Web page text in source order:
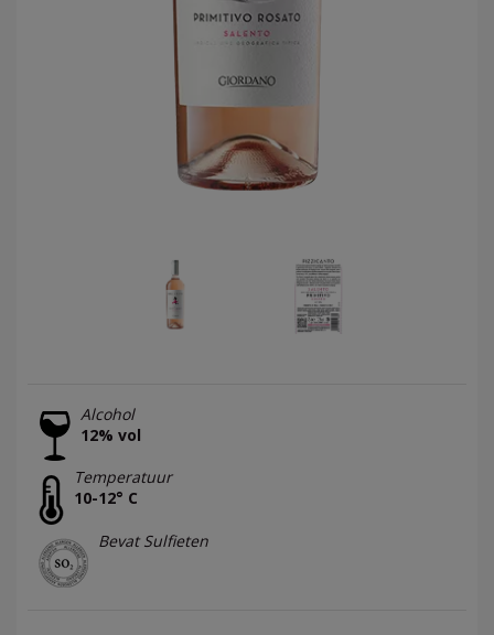
Alcohol
12% vol
Temperatuur
10-12° C
Bevat Sulfieten